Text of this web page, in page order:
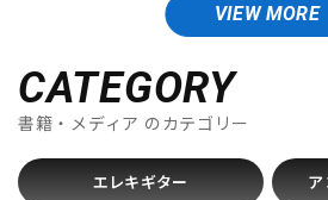
DTM オンライン納品
VIEW MORE
ALPINE HEARING PROTECTION
ARTEC ATELIER
B，W&R
Babicz BARBAROSSA
bartolini
basiner BASSO
Bigsby
Bill Lawrence Birdland
BLACK MOUNTAIN PICKS
BLACK&GOLD
BLUE BELL
Bohemians BONDHUS
CATEGORY
書籍・メディア のカテゴリー
エレキギター